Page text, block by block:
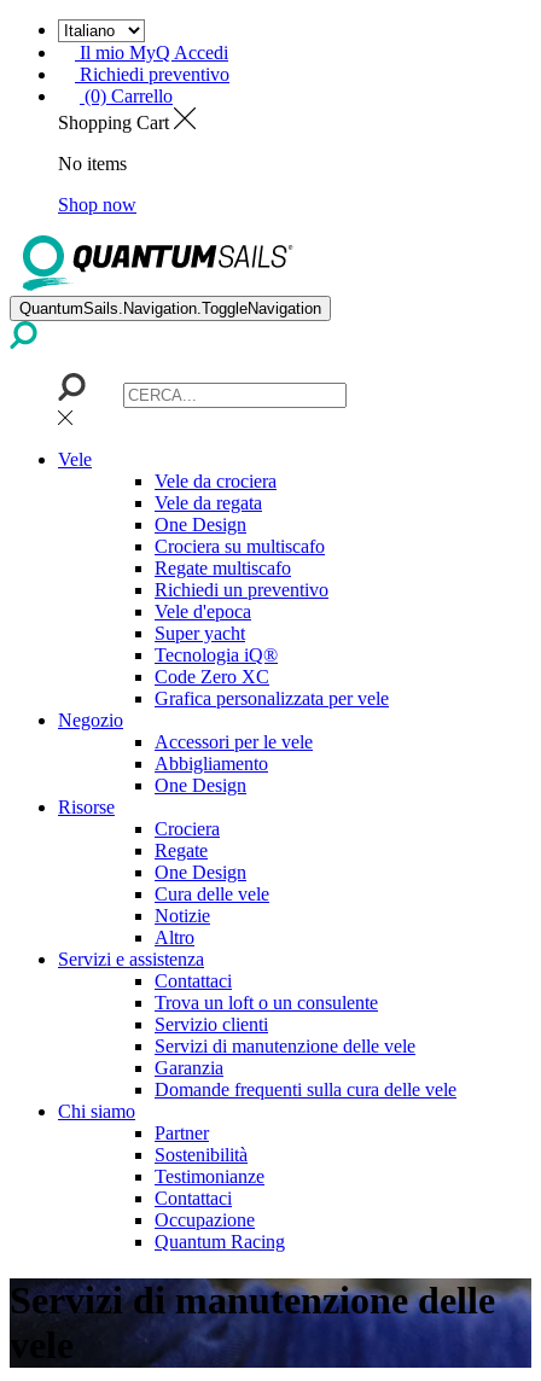
Il mio MyQ Accedi
Richiedi preventivo
(0) Carrello
Shopping Cart
No items
Shop now
QuantumSails.Navigation.ToggleNavigation
Vele
Vele da crociera
Vele da regata
One Design
Crociera su multiscafo
Regate multiscafo
Richiedi un preventivo
Vele d'epoca
Super yacht
Tecnologia iQ®
Code Zero XC
Grafica personalizzata per vele
Negozio
Accessori per le vele
Abbigliamento
One Design
Risorse
Crociera
Regate
One Design
Cura delle vele
Notizie
Altro
Servizi e assistenza
Contattaci
Trova un loft o un consulente
Servizio clienti
Servizi di manutenzione delle vele
Garanzia
Domande frequenti sulla cura delle vele
Chi siamo
Partner
Sostenibilità
Testimonianze
Contattaci
Occupazione
Quantum Racing
Servizi di manutenzione delle
vele